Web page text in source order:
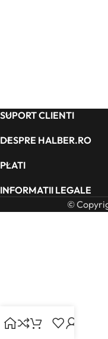
SUPORT CLIENTI
DESPRE HALBER.RO
PLATI
INFORMATII LEGALE
©